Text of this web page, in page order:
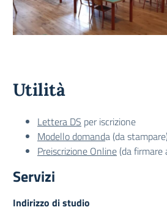
Utilità
Lettera DS per iscrizione
Modello domanda (da
Preiscrizione Online (da firmare
Servizi
Indirizzo di studio